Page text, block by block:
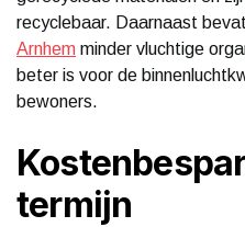
recyclebaar. Daarnaast
Arnhem minder vluchtige
beter is voor de
bewoners.
termijn